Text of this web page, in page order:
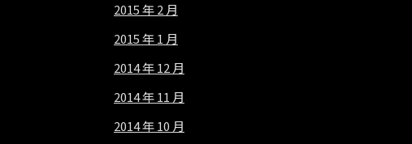
2015 年 2 月
2015 年 1 月
2014 年 12 月
2014 年 11 月
2014 年 10 月